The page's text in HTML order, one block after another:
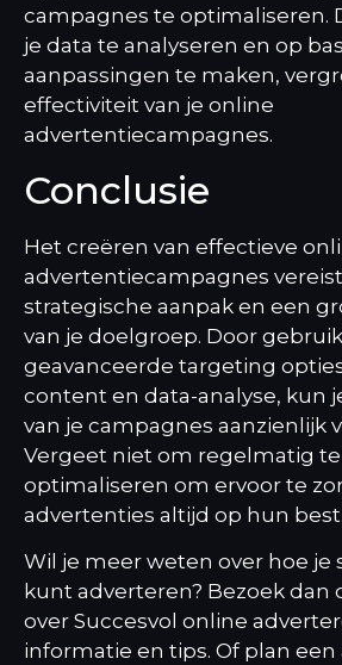
campagnes te optimaliseren.
je data te analyseren en op
aanpassingen te maken,
effectiviteit van je online
advertentiecampagnes.
Conclusie
Het creëren van effectieve
advertentiecampagnes
strategische aanpak en een
van je doelgroep. Door
geavanceerde targeting
content en data-analyse, kun
van je campagnes aanzienlijk
Vergeet niet om regelmatig
optimaliseren om ervoor te
advertenties altijd op hun
Wil je meer weten over hoe je
kunt adverteren? Bezoek dan
over Succesvol online
informatie en tips. Of plan